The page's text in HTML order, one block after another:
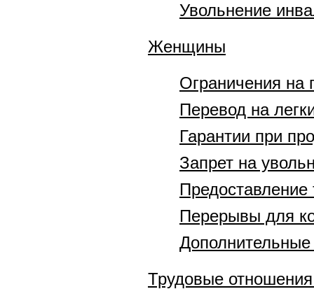
Увольнение
Женщины
Ограничения на
Перевод на
Гарантии при
Запрет на
Предоставление
Перерывы для
Трудовые